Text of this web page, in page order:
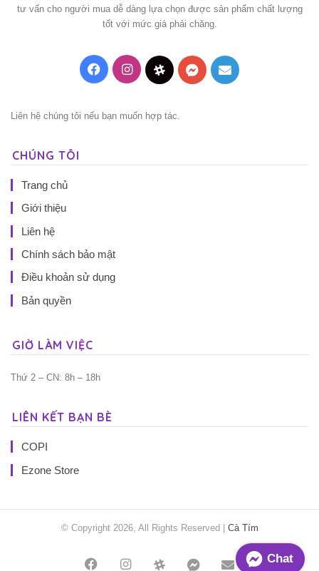
tư vấn cho người mua dễ dàng lựa chọn được sản phẩm chất lượng
tốt với mức giá phải chăng.
FacebookInstagramThreadsMessenger
Mail
Liên hệ chúng tôi nếu bạn muốn hợp tác.
CHÚNG TÔI
Trang chủ
Giới thiệu
Liên hệ
Chính sách bảo mật
Điều khoản sử dụng
Bản quyền
GIỜ LÀM VIỆC
Thứ 2 – CN: 8h – 18h
LIÊN KẾT BẠN BÈ
COPI
Ezone Store
© Copyright 2026, All Rights Reserved | Cà Tím
FacebookInstagramThreadsMessenger
Mail Chat